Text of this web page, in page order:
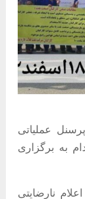
از پرسنل عملیاتی
به برگزاری
نارضایتی